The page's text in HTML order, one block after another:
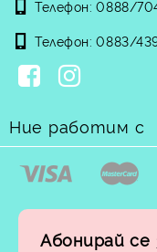
Телефон: 0888/
Телефон: 0883/
Ние работим с
Абонирай